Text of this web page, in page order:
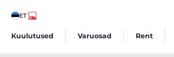
ET
Kuulutused Varuosad Rent